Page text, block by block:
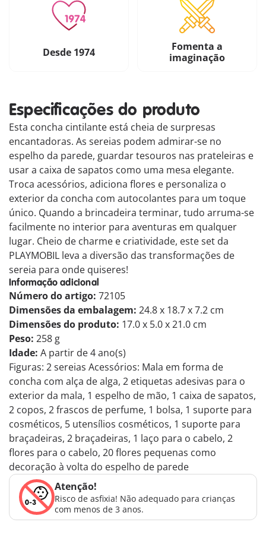
Desde 1974
Fomenta a
imaginação
Especificações do produto
Esta concha cintilante está cheia de surpresas
encantadoras. As sereias podem admirar-se no
espelho da parede, guardar tesouros nas prateleiras e
usar a caixa de sapatos como uma mesa elegante.
Troca acessórios, adiciona flores e personaliza o
exterior da concha com autocolantes para um toque
único. Quando a brincadeira terminar, tudo arruma-se
facilmente no interior para aventuras em qualquer
lugar. Cheio de charme e criatividade, este set da
PLAYMOBIL leva a diversão das transformações de
sereia para onde quiseres!
Informação adicional
Número do artigo: 72105
Dimensões da embalagem: 24.8 x 18.7 x 7.2 cm
Dimensões do produto: 17.0 x 5.0 x 21.0 cm
Peso: 258 g
Idade: A partir de 4 ano(s)
Figuras: 2 sereias Acessórios: Mala em forma de
concha com alça de alga, 2 etiquetas adesivas para o
exterior da mala, 1 espelho de mão, 1 caixa de sapatos,
2 copos, 2 frascos de perfume, 1 bolsa, 1 suporte para
cosméticos, 5 utensílios cosméticos, 1 suporte para
braçadeiras, 2 braçadeiras, 1 laço para o cabelo, 2
flores para o cabelo, 20 flores pequenas como
decoração à volta do espelho de parede
Atenção!
Risco de asfixia! Não adequado para crianças
com menos de 3 anos.